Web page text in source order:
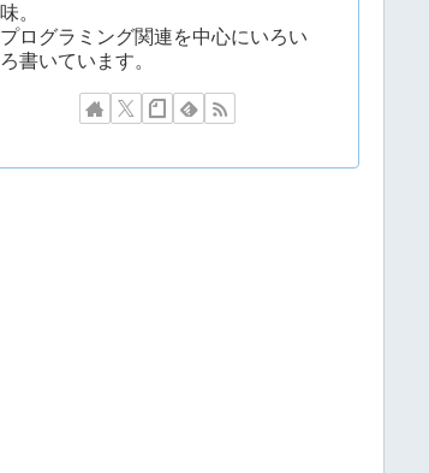
味。
プログラミング関連を中心にいろい
ろ書いています。